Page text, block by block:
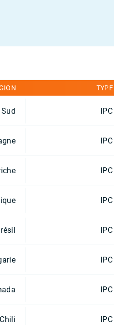
TYPE
IPC
IPC
IPC
IPC
IPC
IPC
IPC
Chili IPC